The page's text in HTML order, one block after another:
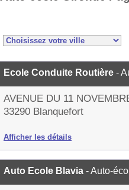
Ecole Conduite Routière -
AVENUE DU 11
33290 Blanquefort
Afficher les détails
Auto Ecole Blavia - Auto-